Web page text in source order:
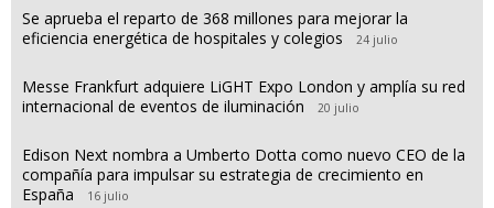
Se aprueba el reparto de 368 millones para mejorar la
eficiencia energética de hospitales y colegios
24 julio
Messe Frankfurt adquiere LiGHT Expo London y amplía su red
internacional de eventos de iluminación
20 julio
Edison Next nombra a Umberto Dotta como nuevo CEO de la
compañía para impulsar su estrategia de crecimiento en
España
16 julio